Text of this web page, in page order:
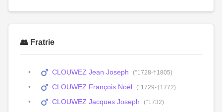
👥 Fratrie
CLOUWEZ Jean Joseph (°1728-†1805)
CLOUWEZ François Noël (°1729-†1772)
CLOUWEZ Jacques Joseph (°1732)